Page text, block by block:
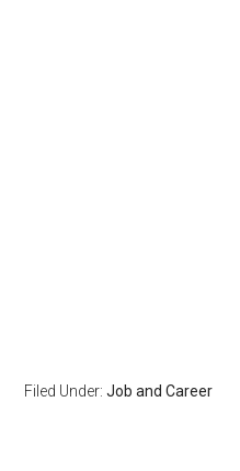
Filed Under:Job and Career